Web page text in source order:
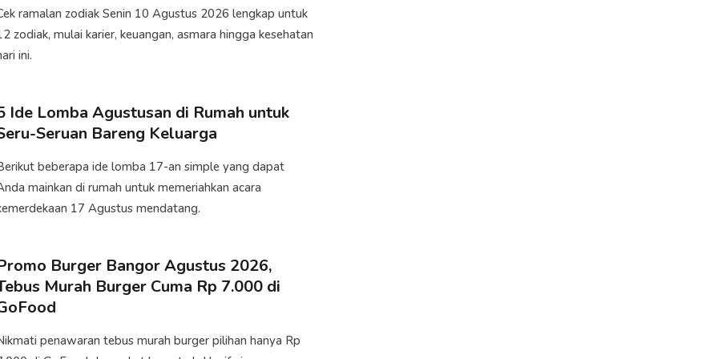
ramalan zodiak Senin 10 Agustus 2026 lengkap untuk
zodiak, mulai karier, keuangan, asmara hingga kesehatan
ini.
Ide Lomba Agustusan di Rumah untuk
Seruan Bareng Keluarga
beberapa ide lomba 17-an simple yang dapat
mainkan di rumah untuk memeriahkan acara
17 Agustus mendatang.
Burger Bangor Agustus 2026,
Murah Burger Cuma Rp 7.000 di
penawaran tebus murah burger pilihan hanya Rp